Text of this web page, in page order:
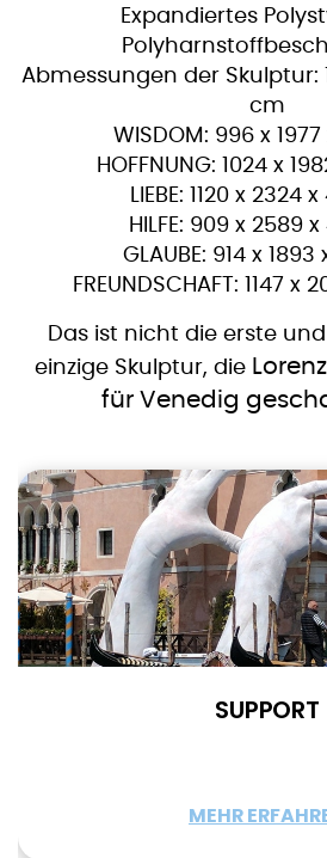
Expandiertes
Abmessungen der Skulptur:
cm
WISDOM: 996 x
HOFFNUNG: 1024 x
LIEBE: 1120 x 2324
HILFE: 909 x 2589
GLAUBE: 914 x 1893
FREUNDSCHAFT: 1147 x
Das ist nicht die erste
einzige Skulptur, die
für Venedig
SUPPORT
MEHR